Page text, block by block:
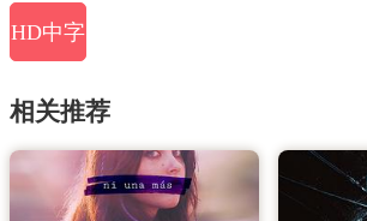
HD中字
相关推荐